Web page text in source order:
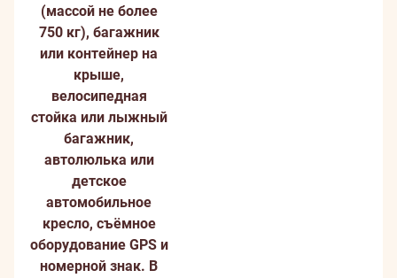
(массой не более
750 кг), багажник
или контейнер на
крыше,
велосипедная
стойка или лыжный
багажник,
автолюлька или
детское
автомобильное
кресло, съёмное
оборудование GPS и
номерной знак. В